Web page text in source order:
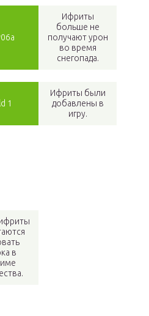
Ифриты
больше не
получают урон
во время
снегопада.
1
Ифриты были
добавлены в
игру.
в